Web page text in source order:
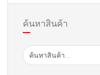
ค้นหาสินค้า